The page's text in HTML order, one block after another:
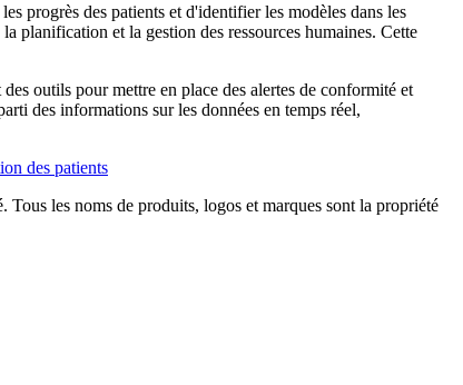
progrès des patients et d'identifier les modèles dans les
planification et la gestion des ressources humaines. Cette
outils pour mettre en place des alertes de conformité et
des informations sur les données en temps réel,
des patients
les noms de produits, logos et marques sont la propriété